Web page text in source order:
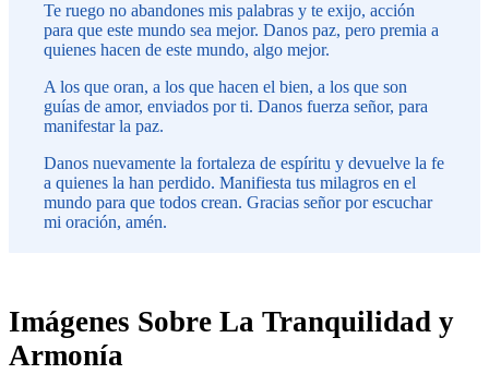
Te ruego no abandones mis palabras y te exijo, acción
para que este mundo sea mejor. Danos paz, pero premia a
quienes hacen de este mundo, algo mejor.
A los que oran, a los que hacen el bien, a los que son
guías de amor, enviados por ti. Danos fuerza señor, para
manifestar la paz.
Danos nuevamente la fortaleza de espíritu y devuelve la fe
a quienes la han perdido. Manifiesta tus milagros en el
mundo para que todos crean. Gracias señor por escuchar
mi oración, amén.
Imágenes Sobre La Tranquilidad y
Armonía